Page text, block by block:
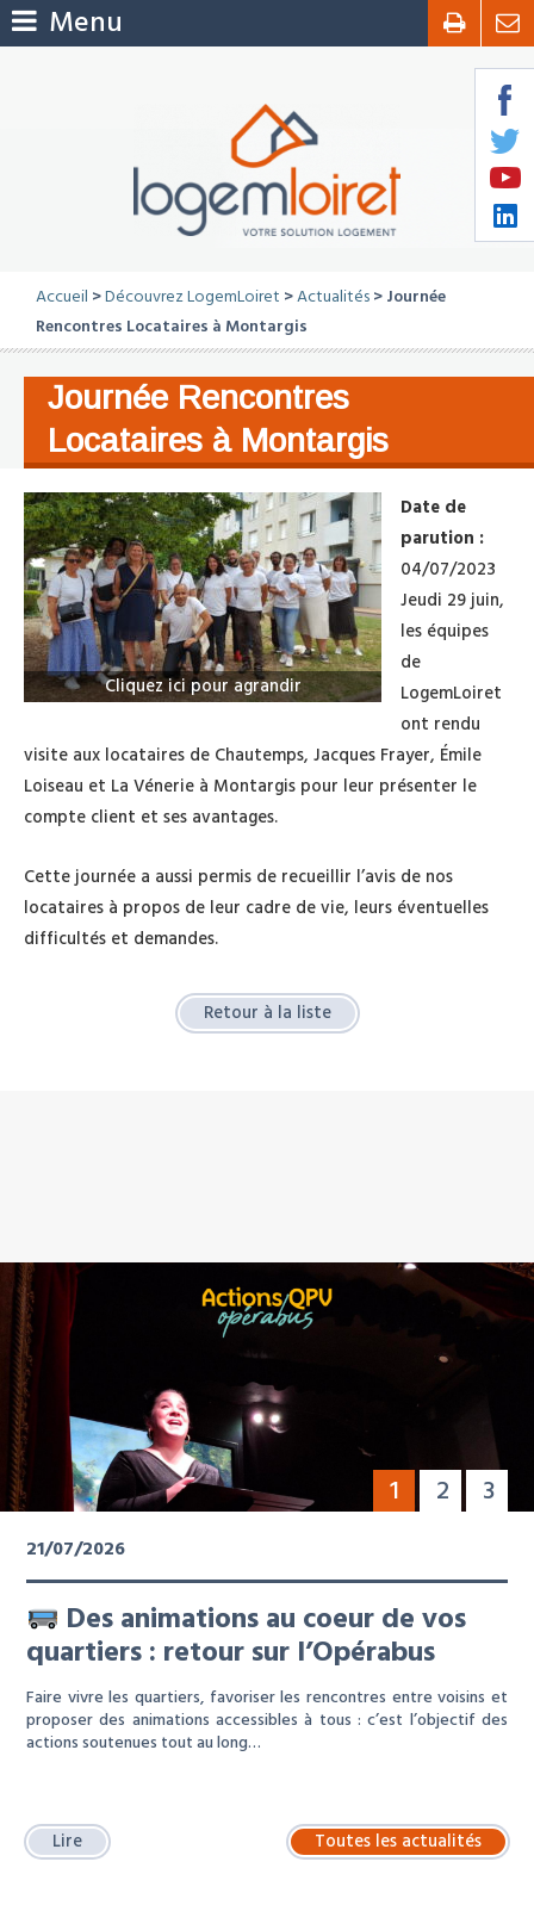
Menu
Accueil >Découvrez LogemLoiret >Actualités > Journée
Rencontres Locataires à Montargis
Journée Rencontres
Locataires à Montargis
Cliquez ici pour agrandir
Date de
parution :
04/07/2023
Jeudi 29 juin,
les équipes
de
LogemLoiret
ont rendu
visite aux locataires de Chautemps, Jacques Frayer, Émile
Loiseau et La Vénerie à Montargis pour leur présenter le
compte client et ses avantages.
Cette journée a aussi permis de recueillir l’avis de nos
locataires à propos de leur cadre de vie, leurs éventuelles
difficultés et demandes.
Retour à la liste
1 2 3
21/07/2026
Des animations au coeur de vos
quartiers : retour sur l’Opérabus
Faire vivre les quartiers, favoriser les rencontres entre voisins et
proposer des animations accessibles à tous : c’est l’objectif des
actions soutenues tout au long…
Lire Toutes les actualités